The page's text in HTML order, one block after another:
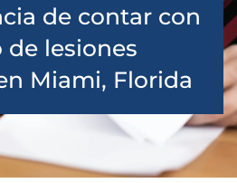
de contar con
lesiones
Miami, Florida